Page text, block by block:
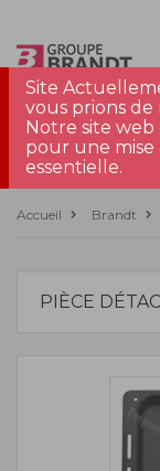
Site
vous prions
Notre site
pour une
essentielle.
Accueil Brandt
PIÈCE